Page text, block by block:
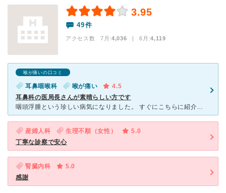
3.95
49件
アクセス数 7月:4,036 | 6月:4,119
喉が痛いの口コミ
耳鼻咽喉科 喉が痛い
4.5
耳鼻科の医局長さんが素晴らしい方です
咽頭浮腫という珍しい病気になりました。 すぐにこちらに紹介状を書いてくださり 治療してくださいました。 ネットでは入院となっていましたが 点滴、内服治療すみ三日間だけ仕事をお休みしました。
産婦人科 生理不順（女性）
5.0
丁寧な診察で安心
腎臓内科
5.0
感謝